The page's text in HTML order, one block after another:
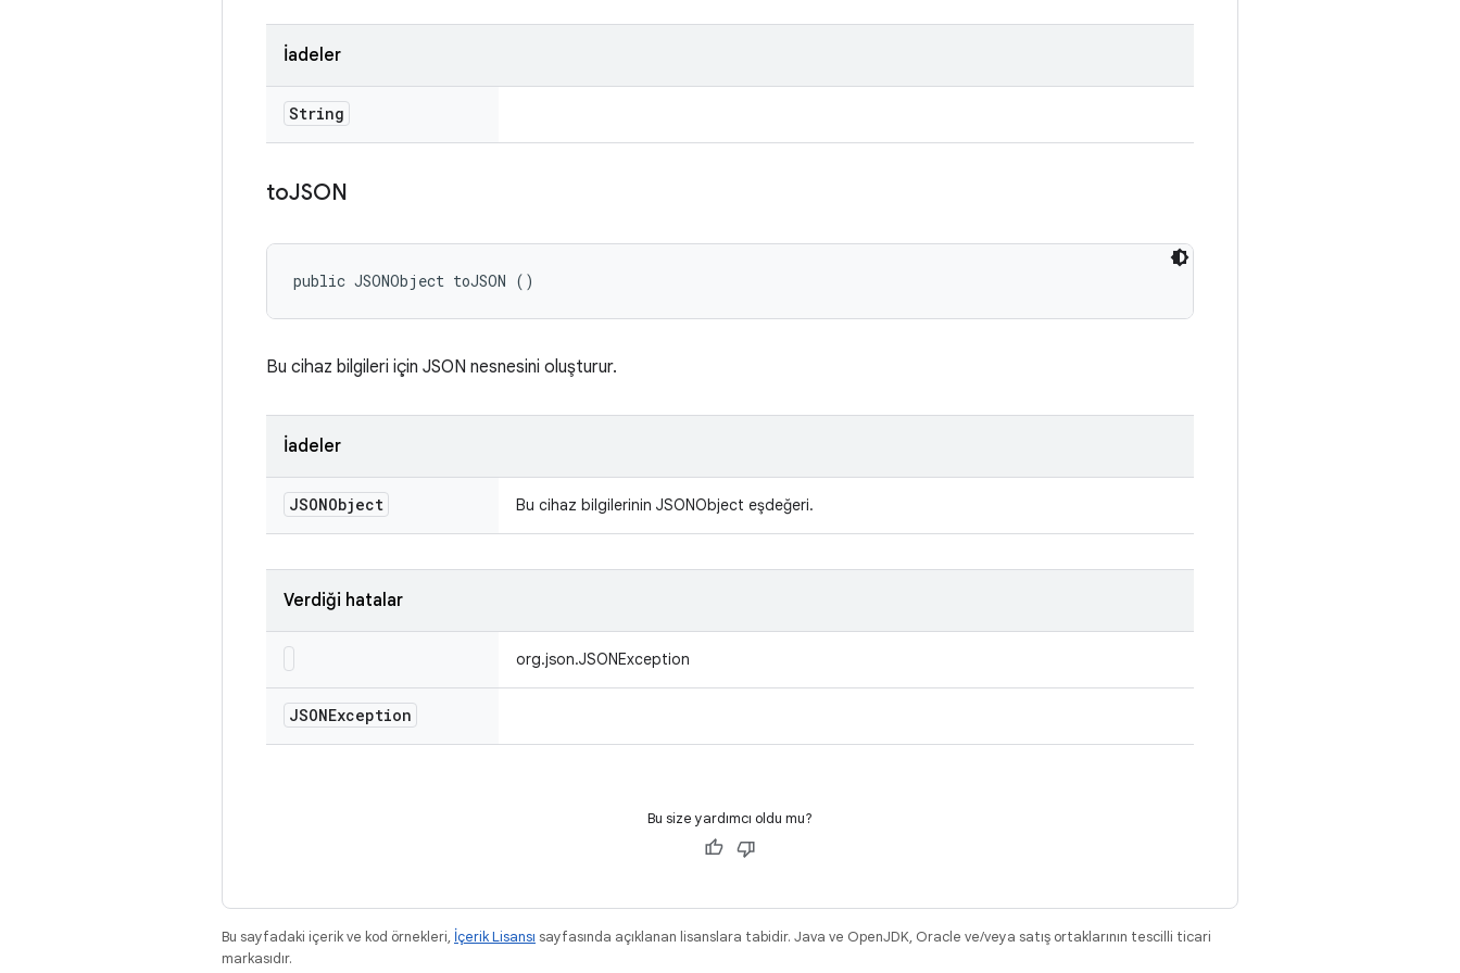
İadeler
String
toJSON
public JSONObject toJSON ()
Bu cihaz bilgileri için JSON nesnesini oluşturur.
İadeler
JSONObject Bu cihaz bilgilerinin JSONObject eşdeğeri.
Verdiği hatalar
org.json.JSONException
JSONException
Bu size yardımcı oldu mu?
Bu sayfadaki içerik ve kod örnekleri, İçerik Lisansı sayfasında açıklanan lisanslara tabidir. Java ve OpenJDK, Oracle ve/veya satış ortaklarının tescilli ticari
markasıdır.